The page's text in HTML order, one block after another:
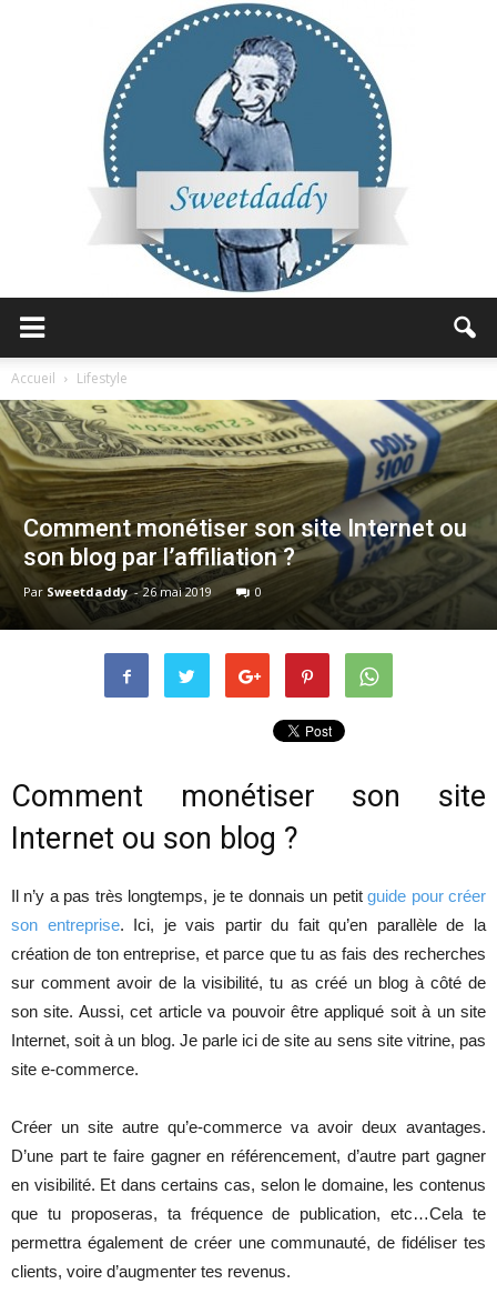
Accueil Lifestyle
Comment monétiser son site Internet ou
son blog par l’affiliation ?
Par Sweetdaddy - 26 mai 2019 0
Comment monétiser son site
Internet ou son blog ?
Il n’y a pas très longtemps, je te donnais un petitguide pour créer
son entreprise. Ici, je vais partir du fait qu’en parallèle de la
création de ton entreprise, et parce que tu as fais des recherches
sur comment avoir de la visibilité, tu as créé un blog à côté de
son site. Aussi, cet article va pouvoir être appliqué soit à un site
Internet, soit à un blog. Je parle ici de site au sens site vitrine, pas
site e-commerce.
Créer un site autre qu’e-commerce va avoir deux avantages.
D’une part te faire gagner en référencement, d’autre part gagner
en visibilité. Et dans certains cas, selon le domaine, les contenus
que tu proposeras, ta fréquence de publication, etc…Cela te
permettra également de créer une communauté, de fidéliser tes
clients, voire d’augmenter tes revenus.